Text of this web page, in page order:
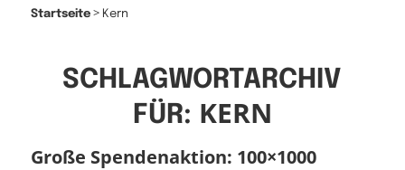
Startseite> Kern
SCHLAGWORTARCHIV
FÜR: KERN
Große Spendenaktion: 100×1000